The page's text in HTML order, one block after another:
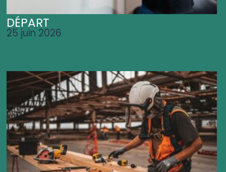
DÉPART
25 juin 2026